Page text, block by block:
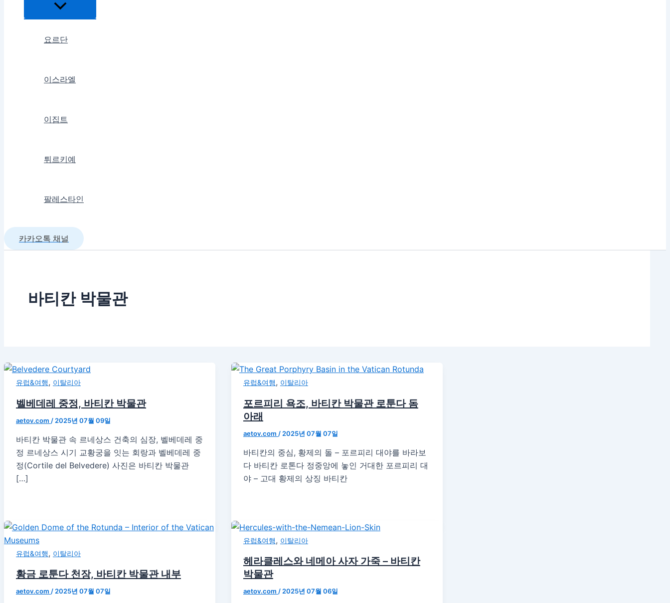
메
토
요르단
이스라엘
이집트
튀르키예
팔레스타인
카카오톡 채널
바티칸 박물관
유럽&여행, 이탈리아
벨베데레 중정, 바티칸 박물관
aetov.com / 2025년 07월 09일
바티칸 박물관 속 르네상스 건축의 심장, 벨베데레 중
정 르네상스 시기 교황궁을 잇는 회랑과 벨베데레 중
정(Cortile del Belvedere) 사진은 바티칸 박물관
[…]
유럽&여행, 이탈리아
포르피리 욕조, 바티칸 박물관 로툰다 돔
아래
aetov.com / 2025년 07월 07일
바티칸의 중심, 황제의 돌 – 포르피리 대야를 바라보
다 바티칸 로톤다 정중앙에 놓인 거대한 포르피리 대
야 – 고대 황제의 상징 바티칸
유럽&여행, 이탈리아
황금 로툰다 천장, 바티칸 박물관 내부
aetov.com /2025년 07월 07일
유럽&여행, 이탈리아
헤라클레스와 네메아 사자 가죽 – 바티칸
박물관
aetov.com /2025년 07월 06일